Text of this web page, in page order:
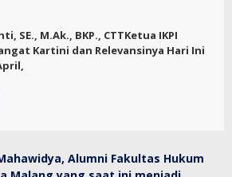
SE., M.Ak., BKP., CTTKetua IKPI
Kartini dan Relevansinya Hari Ini